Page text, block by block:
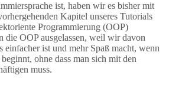
ist, haben wir es bisher mit
Kapitel unseres Tutorials
Programmierung (OOP)
die OOP ausgelassen, weil wir davon
einfacher ist und mehr Spaß macht, wenn
ohne dass man sich mit den
muss.